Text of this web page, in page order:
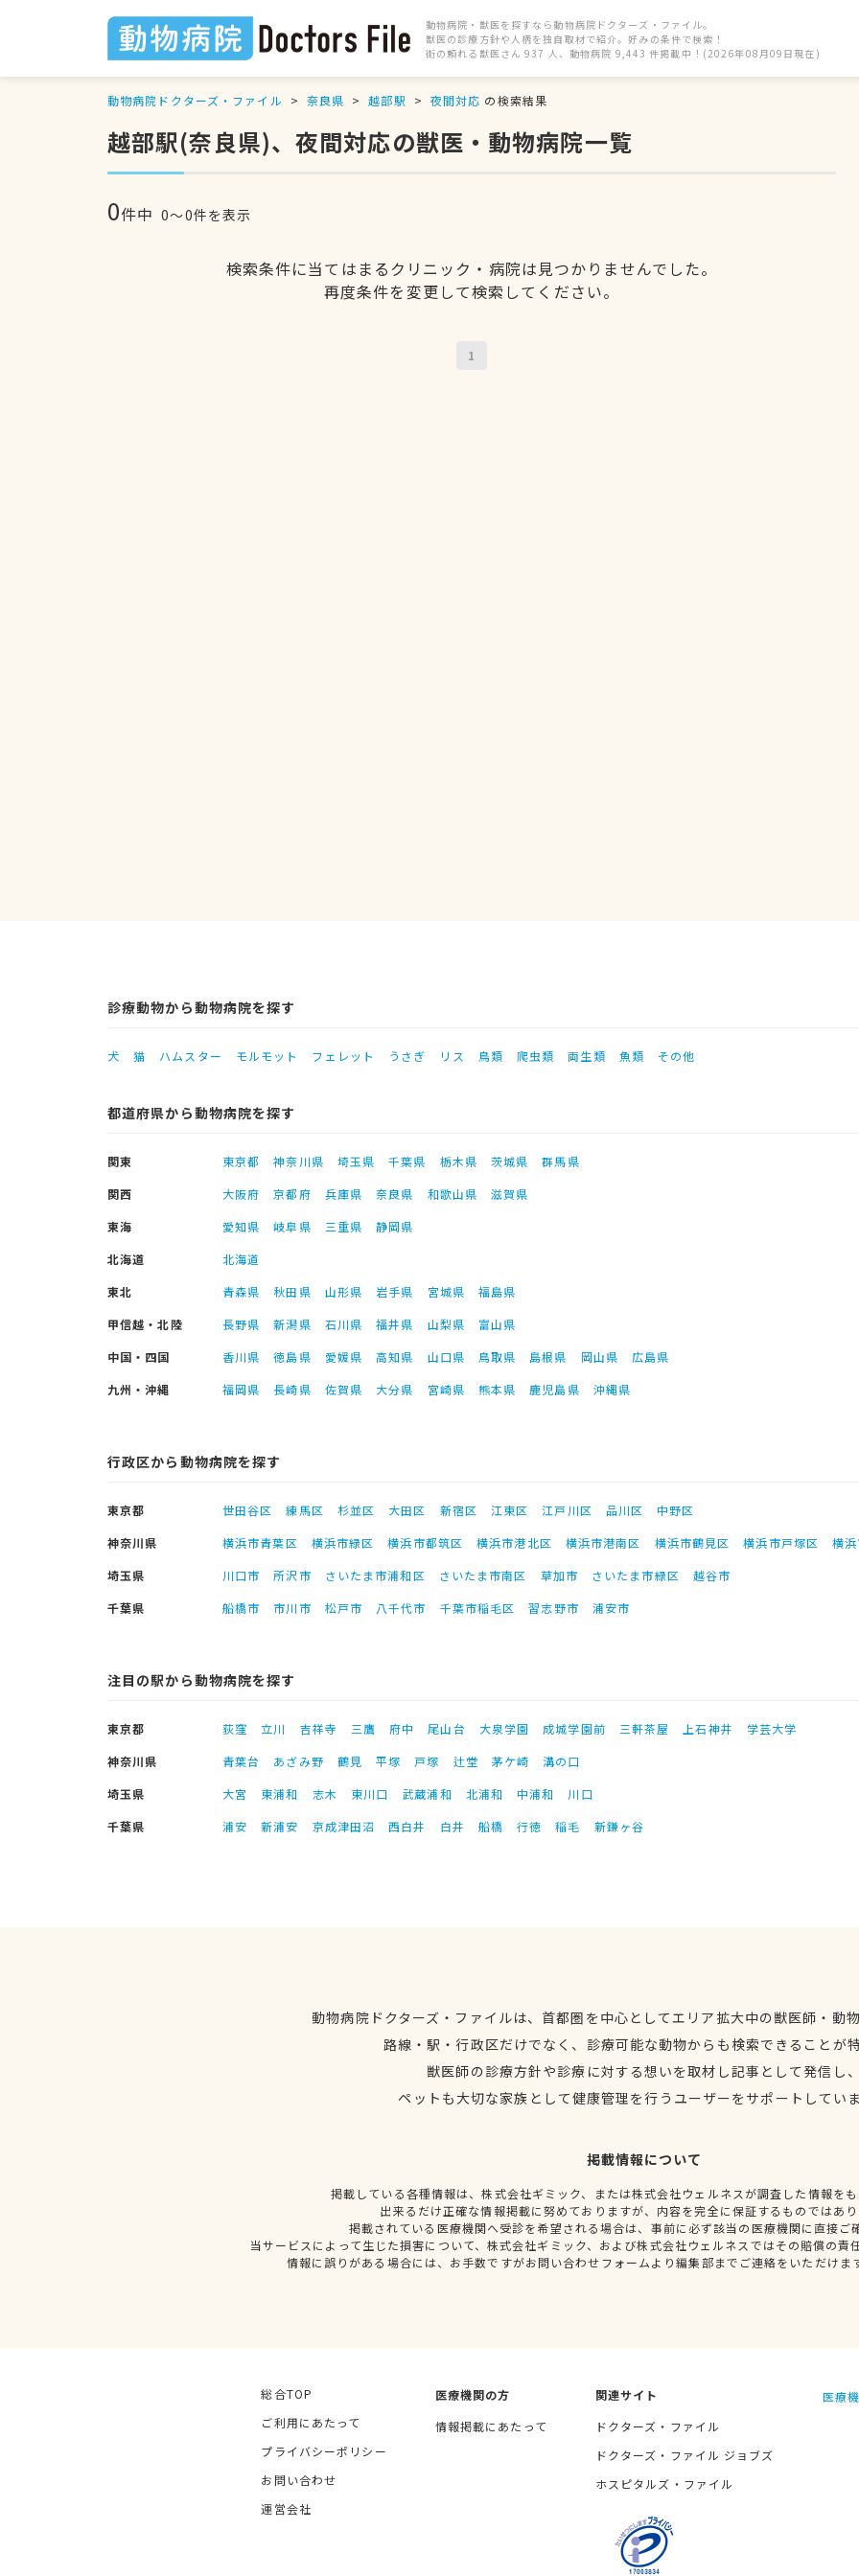
動物病院・獣医を探すなら動物病院ドクターズ・ファイル。
獣医の診療方針や人柄を独自取材で紹介。好みの条件で検索！
街の頼れる獣医さん 937 人、動物病院 9,443 件掲載中！(2026年08月09日現在)
動物病院ドクターズ・ファイル 奈良県 越部駅 夜間対応 の検索結果
越部駅(奈良県)、夜間対応の獣医・動物病院一覧
0件中 0〜0件を表示
検索条件に当てはまるクリニック・病院は見つかりませんでした。
再度条件を変更して検索してください。
1
診療動物から動物病院を探す
犬 猫 ハムスター モルモット フェレット うさぎ リス 鳥類 爬虫類 両生類 魚類 その他
都道府県から動物病院を探す
関東 東京都 神奈川県 埼玉県 千葉県 栃木県 茨城県
群馬県
関西
大阪府 京都府 兵庫県 奈良県 和歌山県
滋賀県
東海
愛知県 岐阜県 三重県
静岡県
北海道
北海道
東北
青森県 秋田県 山形県 岩手県 宮城県
福島県
甲信越・北陸
長野県 新潟県 石川県 福井県 山梨県
富山県
中国・四国
香川県 徳島県 愛媛県 高知県 山口県 鳥取県 島根県 岡山県
広島県
九州・沖縄
福岡県 長崎県 佐賀県 大分県 宮崎県 熊本県 鹿児島県 沖縄県
行政区から動物病院を探す
東京都 世田谷区 練馬区 杉並区 大田区 新宿区 江東区 江戸川区 品川区
中野区
神奈川県
横浜市青葉区 横浜市緑区 横浜市都筑区 横浜市港北区 横浜市港南区 横浜市鶴見区 横浜市戸塚区
横
埼玉県
川口市 所沢市 さいたま市浦和区 さいたま市南区 草加市 さいたま市緑区
越谷市
千葉県
船橋市 市川市 松戸市 八千代市 千葉市稲毛区 習志野市 浦安市
注目の駅から動物病院を探す
東京都 荻窪 立川 吉祥寺 三鷹 府中 尾山台 大泉学園 成城学園前 三軒茶屋 上石神井
学芸大学
神奈川県
青葉台 あざみ野 鶴見 平塚 戸塚 辻堂 茅ケ崎
溝の口
埼玉県
大宮 東浦和 志木 東川口 武蔵浦和 北浦和 中浦和
川口
千葉県
浦安 新浦安 京成津田沼 西白井 白井 船橋 行徳 稲毛 新鎌ヶ谷
動物病院ドクターズ・ファイルは、首都圏を中心としてエリア拡大中の獣医師・動
路線・駅・行政区だけでなく、診療可能な動物からも検索できることが
獣医師の診療方針や診療に対する想いを取材し記事として発信し
ペットも大切な家族として健康管理を行うユーザーをサポートしてい
掲載情報について
掲載している各種情報は、株式会社ギミック、または株式会社ウェルネスが調査した情報を
出来るだけ正確な情報掲載に努めておりますが、内容を完全に保証するものではあ
掲載されている医療機関へ受診を希望される場合は、事前に必ず該当の医療機関に直接ご
当サービスによって生じた損害について、株式会社ギミック、および株式会社ウェルネスではその賠償の責
情報に誤りがある場合には、お手数ですがお問い合わせフォームより編集部までご連絡をいただけま
総合TOP
ご利用にあたって
プライバシーポリシー
お問い合わせ
運営会社
医療機関の方
情報掲載にあたって
関連サイト
ドクターズ・ファイル
ドクターズ・ファイル ジョブズ
ホスピタルズ・ファイル
医療